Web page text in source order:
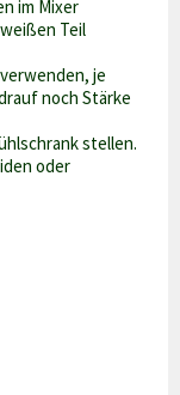
im Mixer
Teil
je
noch Stärke
stellen.
oder